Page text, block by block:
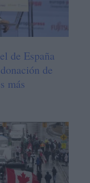
de España
de
más